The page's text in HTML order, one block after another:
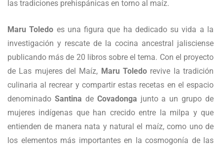
las tradiciones prehispánicas en torno al maíz.
Maru Toledo es una figura que ha dedicado su vida a la
investigación y rescate de la cocina ancestral jalisciense
publicando más de 20 libros sobre el tema. Con el proyecto
de Las mujeres del Maíz, Maru Toledo revive la tradición
culinaria al recrear y compartir estas recetas en el espacio
denominado Santina de Covadonga junto a un grupo de
mujeres indígenas que han crecido entre la milpa y que
entienden de manera nata y natural el maíz, como uno de
los elementos más importantes en la cosmogonía de las